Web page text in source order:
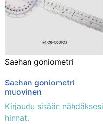
Saehan goniometri
Saehan goniometri
muovinen
Kirjaudu sisään nähdäksesi
hinnat.